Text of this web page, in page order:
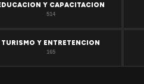
Y CAPACITACION
514
TURISMO Y ENTRETENCION
165